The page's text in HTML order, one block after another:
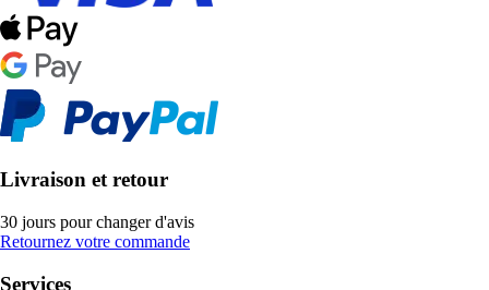
Livraison et retour
30 jours pour changer d'avis
Retournez votre commande
Services